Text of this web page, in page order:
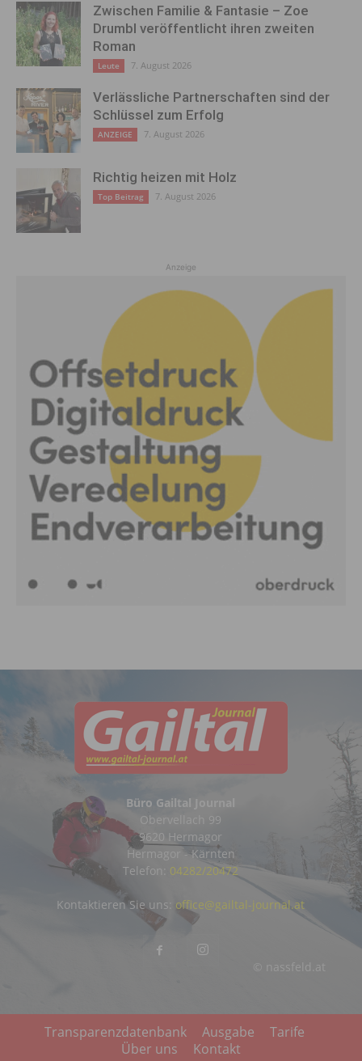
Zwischen Familie & Fantasie – Zoe
Drumbl veröffentlicht ihren zweiten
Roman
Leute 7. August 2026
Verlässliche Partnerschaften sind der
Schlüssel zum Erfolg
ANZEIGE 7. August 2026
Richtig heizen mit Holz
Top Beitrag 7. August 2026
Anzeige
Büro Gailtal Journal
Obervellach 99
9620 Hermagor
Hermagor - Kärnten
Telefon: 04282/20472
© nassfeld.at
Kontaktieren Sie uns: office@gailtal-journal.at
Transparenzdatenbank Ausgabe
Tarife
Über uns
Kontakt